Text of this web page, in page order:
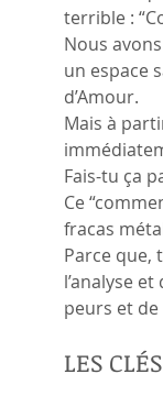
terrible :
Nous
un espace
d’Amour.
Mais à
Fais-tu ça
Ce
fracas
Parce que,
l’analyse
peurs et
LES